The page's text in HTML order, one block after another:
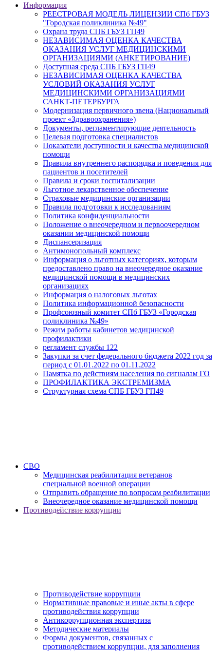
Информация
РЕЕСТРОВАЯ МОДЕЛЬ ЛИЦЕНЗИИ СПб ГБУЗ
"Городская поликлиника №49"
Охрана труда СПБ ГБУЗ ГП49
НЕЗАВИСИМАЯ ОЦЕНКА КАЧЕСТВА
ОКАЗАНИЯ УСЛУГ МЕДИЦИНСКИМИ
ОРГАНИЗАЦИЯМИ (АНКЕТИРОВАНИЕ)
Доступная среда СПБ ГБУЗ ГП49
НЕЗАВИСИМАЯ ОЦЕНКА КАЧЕСТВА
УСЛОВИЙ ОКАЗАНИЯ УСЛУГ
МЕДИЦИНСКИМИ ОРГАНИЗАЦИЯМИ
САНКТ-ПЕТЕРБУРГА
Модернизация первичного звена (Национальный
проект «Здравоохранения»)
Документы, регламентирующие деятельность
Целевая подготовка специалистов
Показатели доступности и качества медицинской
помощи
Правила внутреннего распорядка и поведения для
пациентов и посетителей
Правила и сроки госпитализации
Льготное лекарственное обеспечение
Страховые медицинские организации
Правила подготовки к исследованиям
Политика конфиденциальности
Положение о внеочередном и первоочередном
оказании медицинской помощи
Диспансеризация
Антимонопольный комплекс
Информация о льготных категориях, которым
предоставлено право на внеочередное оказание
медицинской помощи в медицинских
организациях
Информация о налоговых льготах
Политика информационной безопасности
Профсоюзный комитет СПб ГБУЗ «Городская
поликлиника №49»
Режим работы кабинетов медицинской
профилактики
регламент службы 122
Закупки за счет федерального бюджета 2022 год за
период с 01.01.2022 по 01.11.2022
Памятка по действиям населения по сигналам ГО
ПРОФИЛАКТИКА ЭКСТРЕМИЗМА
Структурная схема СПБ ГБУЗ ГП49
СВО
Медицинская реабилитация ветеранов
специальной военной операции
Отправить обращение по вопросам реабилитации
Внеочередное оказание медицинской помощи
Противодействие коррупции
Противодействие коррупции
Нормативные правовые и иные акты в сфере
противодействия коррупции
Антикоррупционная экспертиза
Методические материалы
Формы документов, связанных с
противодействием коррупции, для заполнения